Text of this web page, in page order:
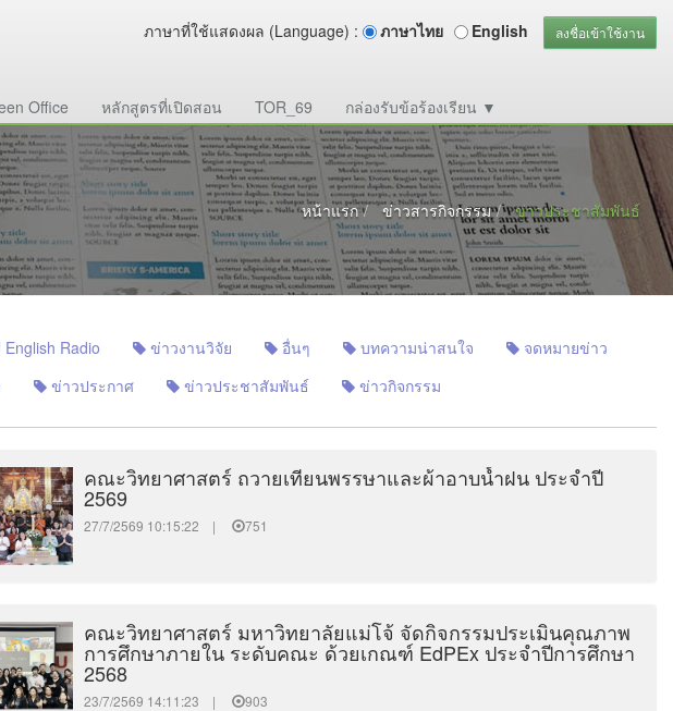
ภาษาที่ใช้แสดงผล (Language) : ภาษาไทย English ลงชื่อเข้าใช้งาน
Office หลักสูตรที่เปิดสอน TOR_69 กล่องรับข้อร้องเรียน ▼
หน้าแรก ข่าวสารกิจกรรม ข่าวประชาสัมพันธ์
English Radio ข่าวงานวิจัย อื่นๆ บทความน่าสนใจ
จดหมายข่าว
ข่าวประกาศ ข่าวประชาสัมพันธ์ ข่าวกิจกรรม
คณะวิทยาศาสตร์ ถวายเทียนพรรษาและผ้าอาบน้ำฝน ประจำปี
2569
27/7/2569 10:15:22 | 751
คณะวิทยาศาสตร์ มหาวิทยาลัยแม่โจ้ จัดกิจกรรมประเมินคุณภาพ
การศึกษาภายใน ระดับคณะ ด้วยเกณฑ์ EdPEx ประจำปีการศึกษา
2568
23/7/2569 14:11:23 | 903